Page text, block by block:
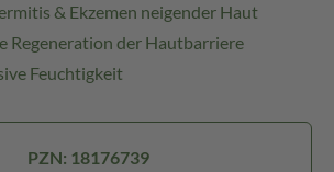
& Ekzemen neigender Haut
Regeneration der Hautbarriere
Feuchtigkeit
PZN: 18176739